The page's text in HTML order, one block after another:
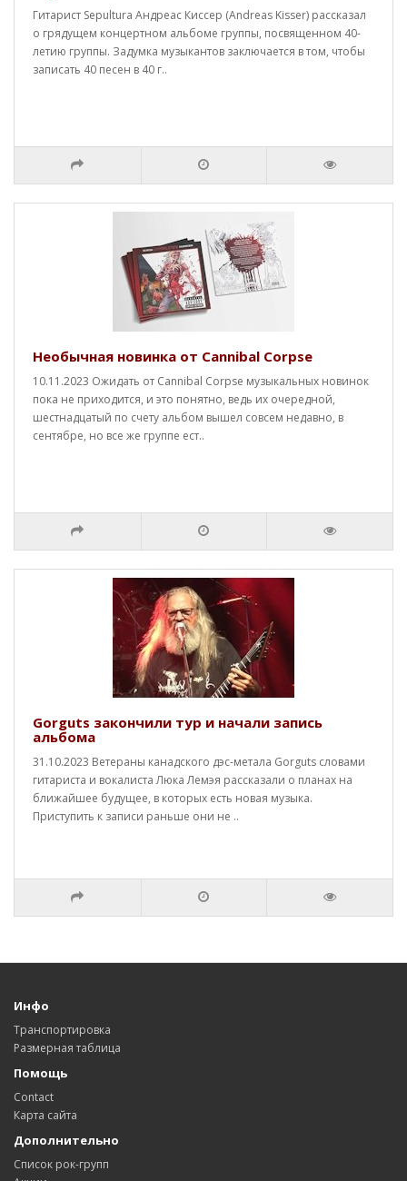
Гитарист Sepultura Андреас Киссер (Andreas Kisser) рассказал
о грядущем концертном альбоме группы, посвященном 40-
летию группы. Задумка музыкантов заключается в том, чтобы
записать 40 песен в 40 г..
Необычная новинка от Cannibal Corpse
10.11.2023 Ожидать от Cannibal Corpse музыкальных новинок
пока не приходится, и это понятно, ведь их очередной,
шестнадцатый по счету альбом вышел совсем недавно, в
сентябре, но все же группе ест..
Gorguts закончили тур и начали запись
альбома
31.10.2023 Ветераны канадского дэс-метала Gorguts словами
гитариста и вокалиста Люка Лемэя рассказали о планах на
ближайшее будущее, в которых есть новая музыка.
Приступить к записи раньше они не ..
Инфо
Транспортировка
Размерная таблица
Помощь
Contact
Карта сайта
Дополнительно
Список рок-групп